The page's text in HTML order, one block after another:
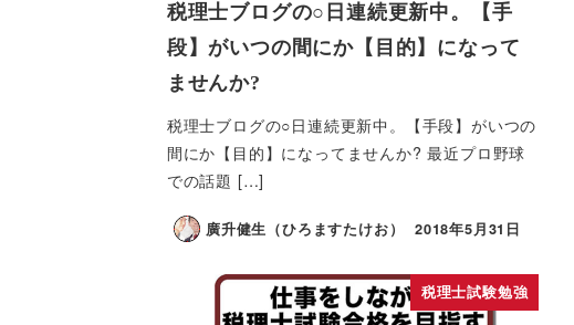
税理士ブログの○日連続更新中。【手
段】がいつの間にか【目的】になって
ませんか?
税理士ブログの○日連続更新中。【手段】がいつの
間にか【目的】になってませんか? 最近プロ野球
での話題 […]
廣升健生（ひろますたけお） 2018年5月31日
税理士試験勉強